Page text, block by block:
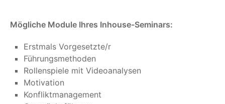
Mögliche Module Ihres Inhouse-Seminars:
Erstmals Vorgesetzte/r
Führungsmethoden
Rollenspiele mit Videoanalysen
Motivation
Konfliktmanagement